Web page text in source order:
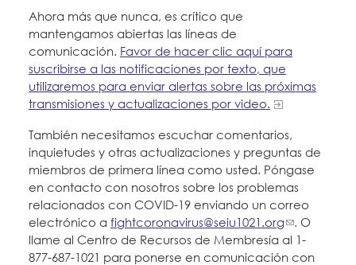
Ahora más que nunca, es crítico que
mantengamos abiertas las líneas de
comunicación. Favor de hacer clic aquí para
suscribirse a las notificaciones por texto, que
utilizaremos para enviar alertas sobre las próximas
transmisiones y actualizaciones por video.
También necesitamos escuchar comentarios,
inquietudes y otras actualizaciones y preguntas de
miembros de primera línea como usted. Póngase
en contacto con nosotros sobre los problemas
relacionados con COVID-19 enviando un correo
electrónico a fightcoronavirus@seiu1021.org
. O
llame al Centro de Recursos de Membresía al 1-
877-687-1021 para ponerse en comunicación con